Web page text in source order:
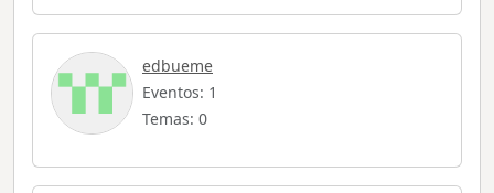
edbueme
Eventos: 1
Temas: 0